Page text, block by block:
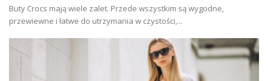
Buty Crocs mają wiele zalet. Przede wszystkim są wygodne,
przewiewne i łatwe do utrzymania w czystości,...